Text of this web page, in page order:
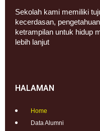
Sekolah kami memiliki
kecerdasan,
ketrampilan untuk hidup
lebih lanjut
HALAMAN
Home
Data Alumni